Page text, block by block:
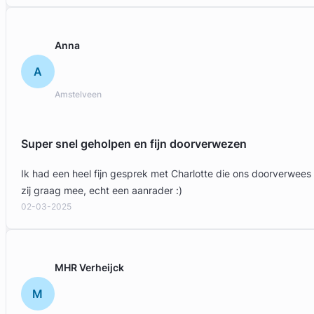
A
Anna
Amstelveen
Super snel geholpen en fijn doorverwezen
Ik had een heel fijn gesprek met Charlotte die ons
zij graag mee, echt een aanrader :)
02-03-2025
M
MHR Verheijck